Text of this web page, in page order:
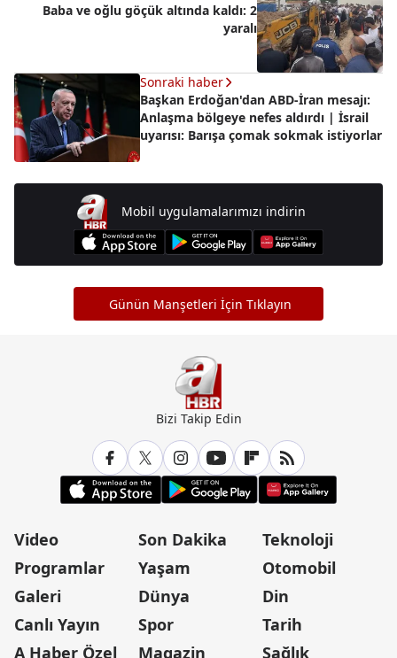
Baba ve oğlu göçük altında kaldı: 2
yaralı
Sonraki haber
Başkan Erdoğan'dan ABD-İran mesajı:
Anlaşma bölgeye nefes aldırdı | İsrail
uyarısı: Barışa çomak sokmak istiyorlar
Mobil uygulamalarımızı indirin
Günün Manşetleri İçin Tıklayın
Bizi Takip Edin
Video
Programlar
Galeri
Canlı Yayın
A Haber Özel
Son Dakika
Yaşam
Dünya
Spor
Magazin
Teknoloji
Otomobil
Din
Tarih
Sağlık